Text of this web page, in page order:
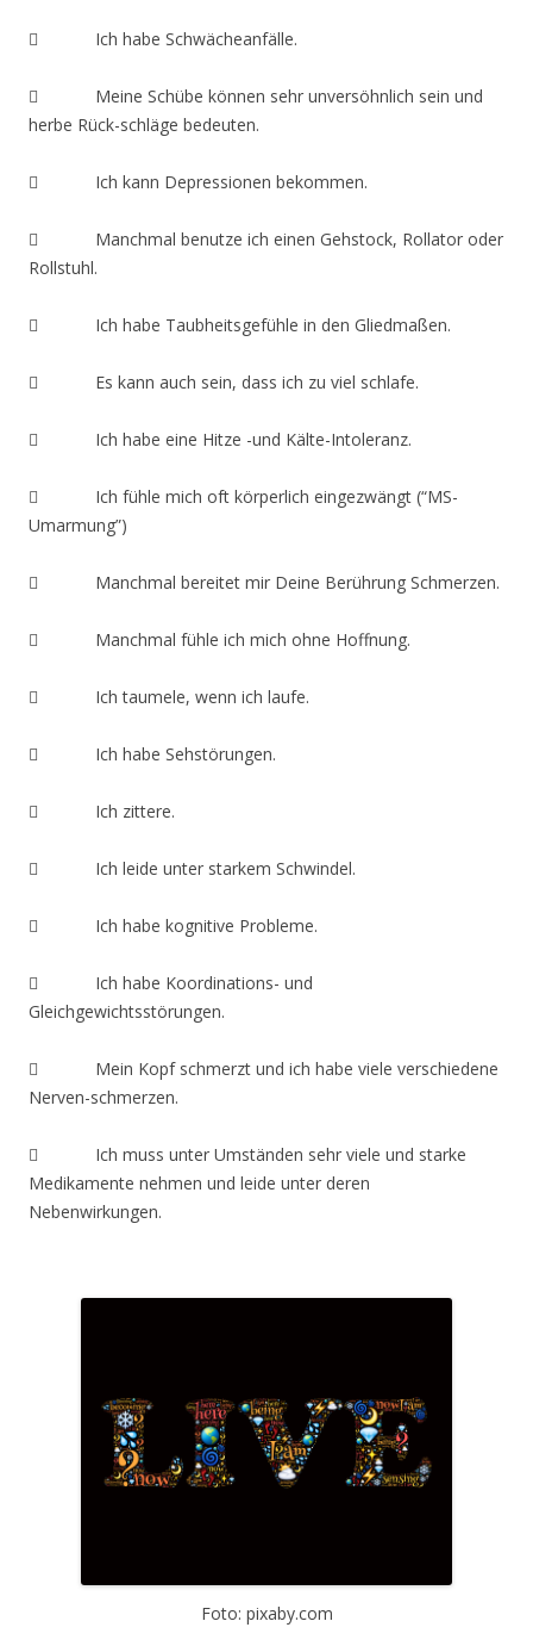
 Ich habe Schwächeanfälle.
 Meine Schübe können sehr unversöhnlich sein und
herbe Rück-schläge bedeuten.
 Ich kann Depressionen bekommen.
 Manchmal benutze ich einen Gehstock, Rollator oder
Rollstuhl.
 Ich habe Taubheitsgefühle in den Gliedmaßen.
 Es kann auch sein, dass ich zu viel schlafe.
 Ich habe eine Hitze -und Kälte-Intoleranz.
 Ich fühle mich oft körperlich eingezwängt (“MS-
Umarmung”)
 Manchmal bereitet mir Deine Berührung Schmerzen.
 Manchmal fühle ich mich ohne Hoffnung.
 Ich taumele, wenn ich laufe.
 Ich habe Sehstörungen.
 Ich zittere.
 Ich leide unter starkem Schwindel.
 Ich habe kognitive Probleme.
 Ich habe Koordinations- und
Gleichgewichtsstörungen.
 Mein Kopf schmerzt und ich habe viele verschiedene
Nerven-schmerzen.
 Ich muss unter Umständen sehr viele und starke
Medikamente nehmen und leide unter deren
Nebenwirkungen.
Foto: pixaby.com